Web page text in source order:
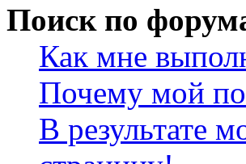
Поиск по
Как мне
Почему мой
В результате